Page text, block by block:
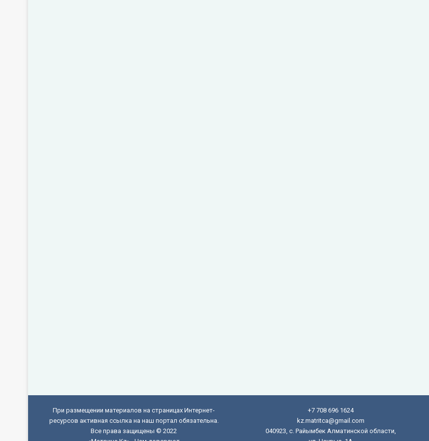
При размещении материалов на страницах Интернет-
ресурсов активная ссылка на наш портал обязательна.
Все права защищены © 2022
+7 708 696 1624
kz.matritca@gmail.com
040923, с. Райымбек Алматинской области,